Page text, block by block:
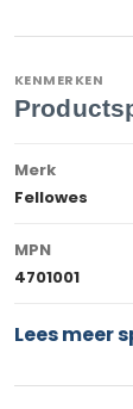
KENMERKEN
Merk
Fellowes
MPN
4701001
Lees meer